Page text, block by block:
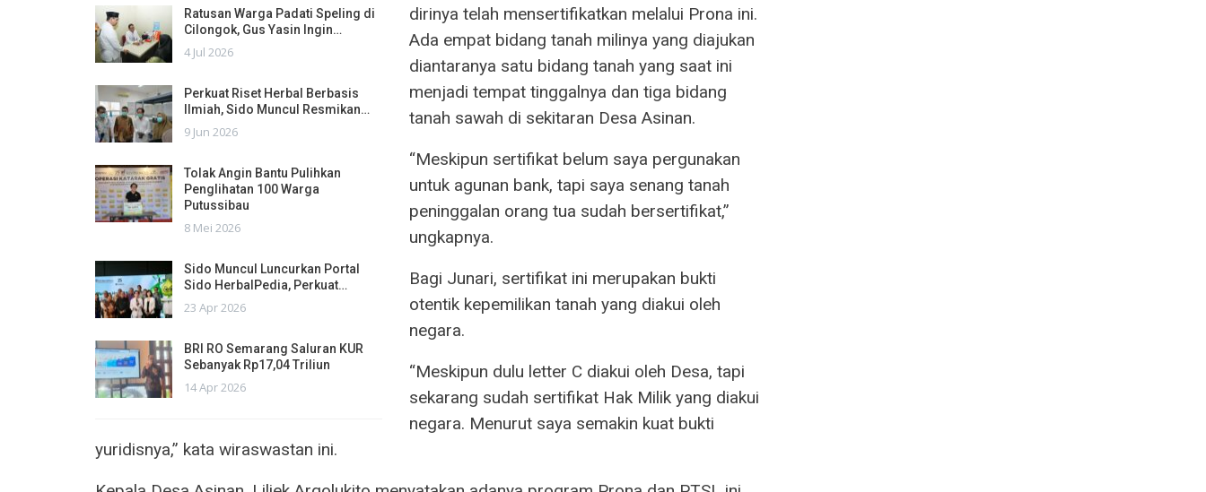
Ratusan Warga Padati Speling di
Cilongok, Gus Yasin Ingin…
4 Jul 2026
Perkuat Riset Herbal Berbasis
Ilmiah, Sido Muncul Resmikan…
9 Jun 2026
Tolak Angin Bantu Pulihkan
Penglihatan 100 Warga
Putussibau
8 Mei 2026
Sido Muncul Luncurkan Portal
Sido HerbalPedia, Perkuat…
23 Apr 2026
BRI RO Semarang Saluran KUR
Sebanyak Rp17,04 Triliun
14 Apr 2026
dirinya telah mensertifikatkan melalui Prona ini.
Ada empat bidang tanah milinya yang diajukan
diantaranya satu bidang tanah yang saat ini
menjadi tempat tinggalnya dan tiga bidang
tanah sawah di sekitaran Desa Asinan.
“Meskipun sertifikat belum saya pergunakan
untuk agunan bank, tapi saya senang tanah
peninggalan orang tua sudah bersertifikat,”
ungkapnya.
Bagi Junari, sertifikat ini merupakan bukti
otentik kepemilikan tanah yang diakui oleh
negara.
“Meskipun dulu letter C diakui oleh Desa, tapi
sekarang sudah sertifikat Hak Milik yang diakui
negara. Menurut saya semakin kuat bukti
yuridisnya,” kata wiraswastan ini.